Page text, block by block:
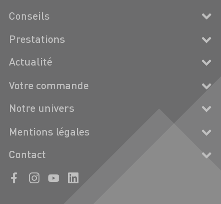
Conseils
Prestations
Actualité
Votre commande
Notre univers
Mentions légales
Contact